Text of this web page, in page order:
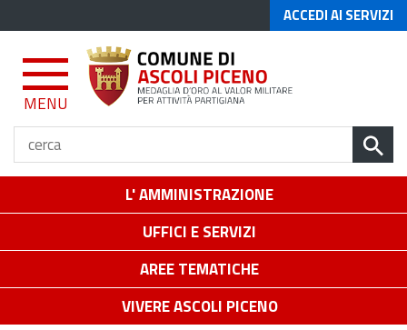
ACCEDI AI SERVIZI
MENU
L' AMMINISTRAZIONE
UFFICI E SERVIZI
AREE TEMATICHE
VIVERE ASCOLI PICENO